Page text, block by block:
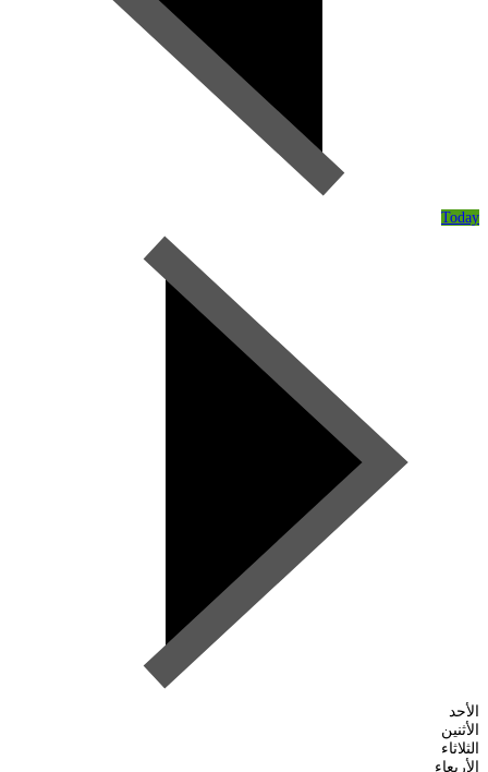
Today
الأحد
الأثنين
الثلاثاء
الأربعاء